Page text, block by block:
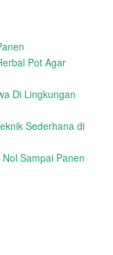
Pot Agar
Di Lingkungan
Sederhana di
Sampai Panen